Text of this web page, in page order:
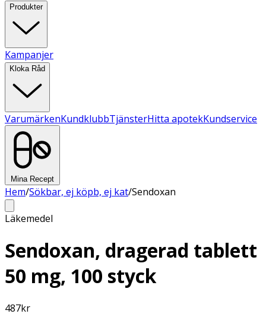
Produkter
Kampanjer
Kloka Råd
VarumärkenKundklubbTjänsterHitta apotekKundservice
Mina Recept
Hem/Sökbar, ej köpb, ej kat/Sendoxan
Läkemedel
Sendoxan, dragerad tablett
50 mg, 100 styck
487kr